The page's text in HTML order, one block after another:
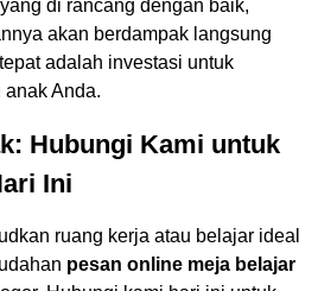
di rancang dengan baik,
akan berdampak langsung
adalah investasi untuk
anak Anda.
Hubungi Kami untuk
Ini
ruang kerja atau belajar ideal
pesan online meja belajar